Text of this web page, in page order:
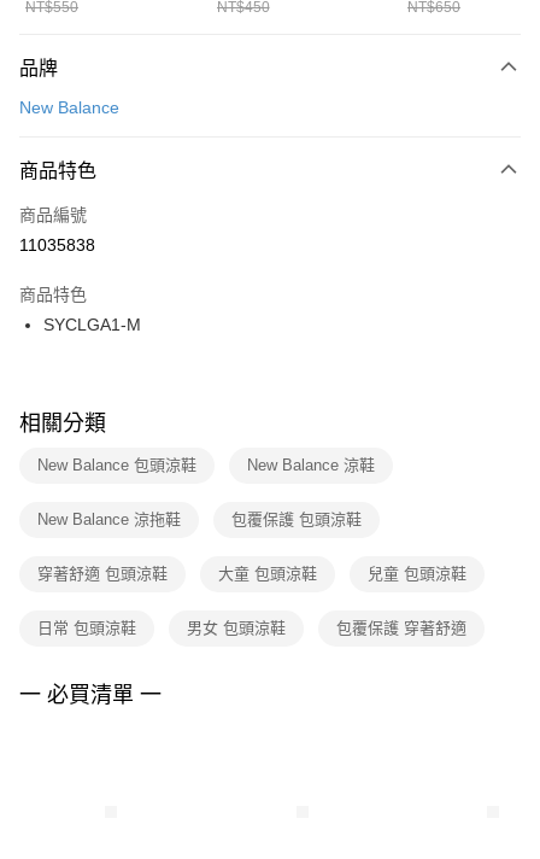
台灣樂天信用卡公司
AFTEE先享後付
【關於「AFTEE先享後付」】
便利好安心！
３．安心：先確認商品／服務後，再付款。
【「AFTEE先享後付」結帳流程】
１．於結帳方式選擇「AFTEE先享後付」後，將跳轉至「AFTEE先享後付」
２．訂單成立數日內，您將收到繳費通知簡訊。
３．收到繳費通知簡訊後14天內，點擊此簡訊中的連結，可透過四大超商／
ATM／網路銀行／等多元方式進行付款，方視為交易完成。
※ 交易是否成功請以「AFTEE先享後付 」之結帳頁面顯示為準，若有關於
是否繳費成功／繳費後需取消欲退款等相關疑問，請聯繫「AFTEE先享後付
客戶支援中心」 https://netprotections.freshdesk.com/support/home
１．透過由恩沛科技股份有限公司提供之「AFTEE先享後付」服務完成之交
權轉讓予恩沛科技股份有限公司。
３．未成年的使用者請事先徵得法定代理人或監護人之同意方可使用
４．使用「AFTEE先享後付」時，將依據個別帳號之用戶狀況，依本公司即
運送方式
每筆NT$100，滿NT$1,500(含以上)免運費
宅配
每筆NT$100，滿NT$1,500(含以上)免運費
付款後門市自取
每筆NT$100，滿NT$1,500(含以上)免運費
NT$550
FZ3073133
NT$450 NT$650
品牌
New Balance
商品特色
商品編號
11035838
商品特色
SYCLGA1-M
相關分類
New Balance 包頭涼鞋 New Balance 涼鞋
New Balance 涼拖鞋 包覆保護 包頭涼鞋
穿著舒適 包頭涼鞋 大童 包頭涼鞋 兒童 包頭涼鞋
日常 包頭涼鞋 男女 包頭涼鞋 包覆保護 穿著舒適
一 必買清單 一